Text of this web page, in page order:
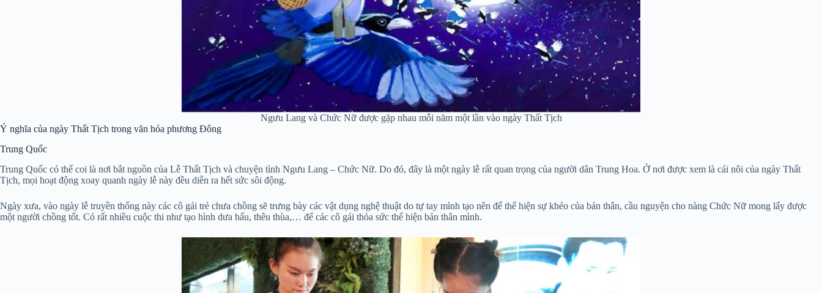
Ngưu Lang và Chức Nữ được gặp nhau mỗi năm một lần vào ngày Thất Tịch
Ý nghĩa của ngày Thất Tịch trong văn hóa phương Đông
Trung Quốc
Trung Quốc có thể coi là nơi bắt nguồn của Lễ Thất Tịch và chuyện tình Ngưu Lang – Chức Nữ. Do đó, đây là một ngày lễ rất quan trọng của người dân Trung Hoa. Ở nơi được xem là cái nôi của ngày Thất
Tịch, mọi hoạt động xoay quanh ngày lễ này đều diễn ra hết sức sôi động.
Ngày xưa, vào ngày lễ truyền thống này các cô gái trẻ chưa chồng sẽ trưng bày các vật dụng nghệ thuật do tự tay mình tạo nên để thể hiện sự khéo của bản thân, cầu nguyện cho nàng Chức Nữ mong lấy được
một người chồng tốt. Có rất nhiều cuộc thi như tạo hình dưa hấu, thêu thùa,… để các cô gái thỏa sức thể hiện bản thân mình.